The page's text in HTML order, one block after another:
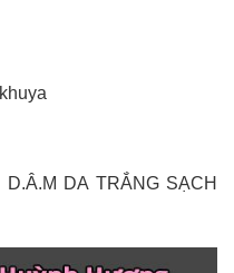
DA TRẮNG SẠCH